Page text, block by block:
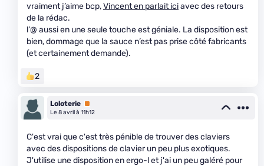
vraiment j’aime bcp,Vincent en parlait iciavec des retours
de la rédac.
l’@ aussi en une seule touche est géniale. La disposition est
bien, dommage que la sauce n’est pas prise côté fabricants
(et certainement demande).
2
Loloterie Premium
Le 8 avril à 11h12
C'est vrai que c'est très pénible de trouver des claviers
avec des dispositions de clavier un peu plus exotiques.
J'utilise une disposition en ergo-l et j'ai un peu galéré pour